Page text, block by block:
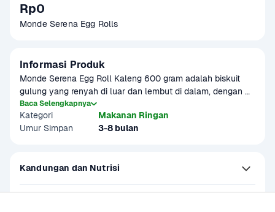
Rp0
Monde Serena Egg Rolls
Informasi Produk
Monde Serena Egg Roll Kaleng 600 gram adalah biskuit
gulung yang renyah di luar dan lembut di dalam, dengan
cita rasa telur yang khas dan autentik. Dikemas dalam
kaleng eksklusif, produk ini cocok sebagai camilan
keluarga, suguhan tamu, atau oleh-oleh khas Indonesia.
dinikmati sendiri maupun bersama orang terdekat.​
Baca Selengkapnya
Kategori
Makanan Ringan
Umur Simpan
3-8 bulan
Kandungan dan Nutrisi